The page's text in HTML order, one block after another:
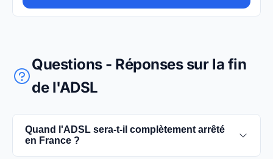
Questions - Réponses sur la fin
de l'ADSL
Quand l'ADSL sera-t-il complètement arrêté
en France ?